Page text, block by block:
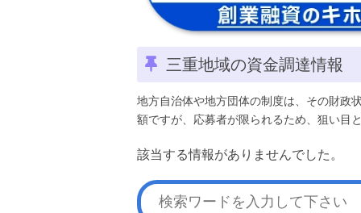
三重地域の資金調達情報
地方自治体や地方団体の制度は、その財政
額ですが、応募者が限られるため、狙い目
該当する情報がありませんでした。